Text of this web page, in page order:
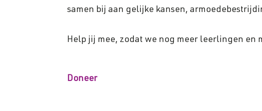
samen bij aan gelijke kansen,
Help jij mee, zodat we nog meer leerlingen en
Doneer